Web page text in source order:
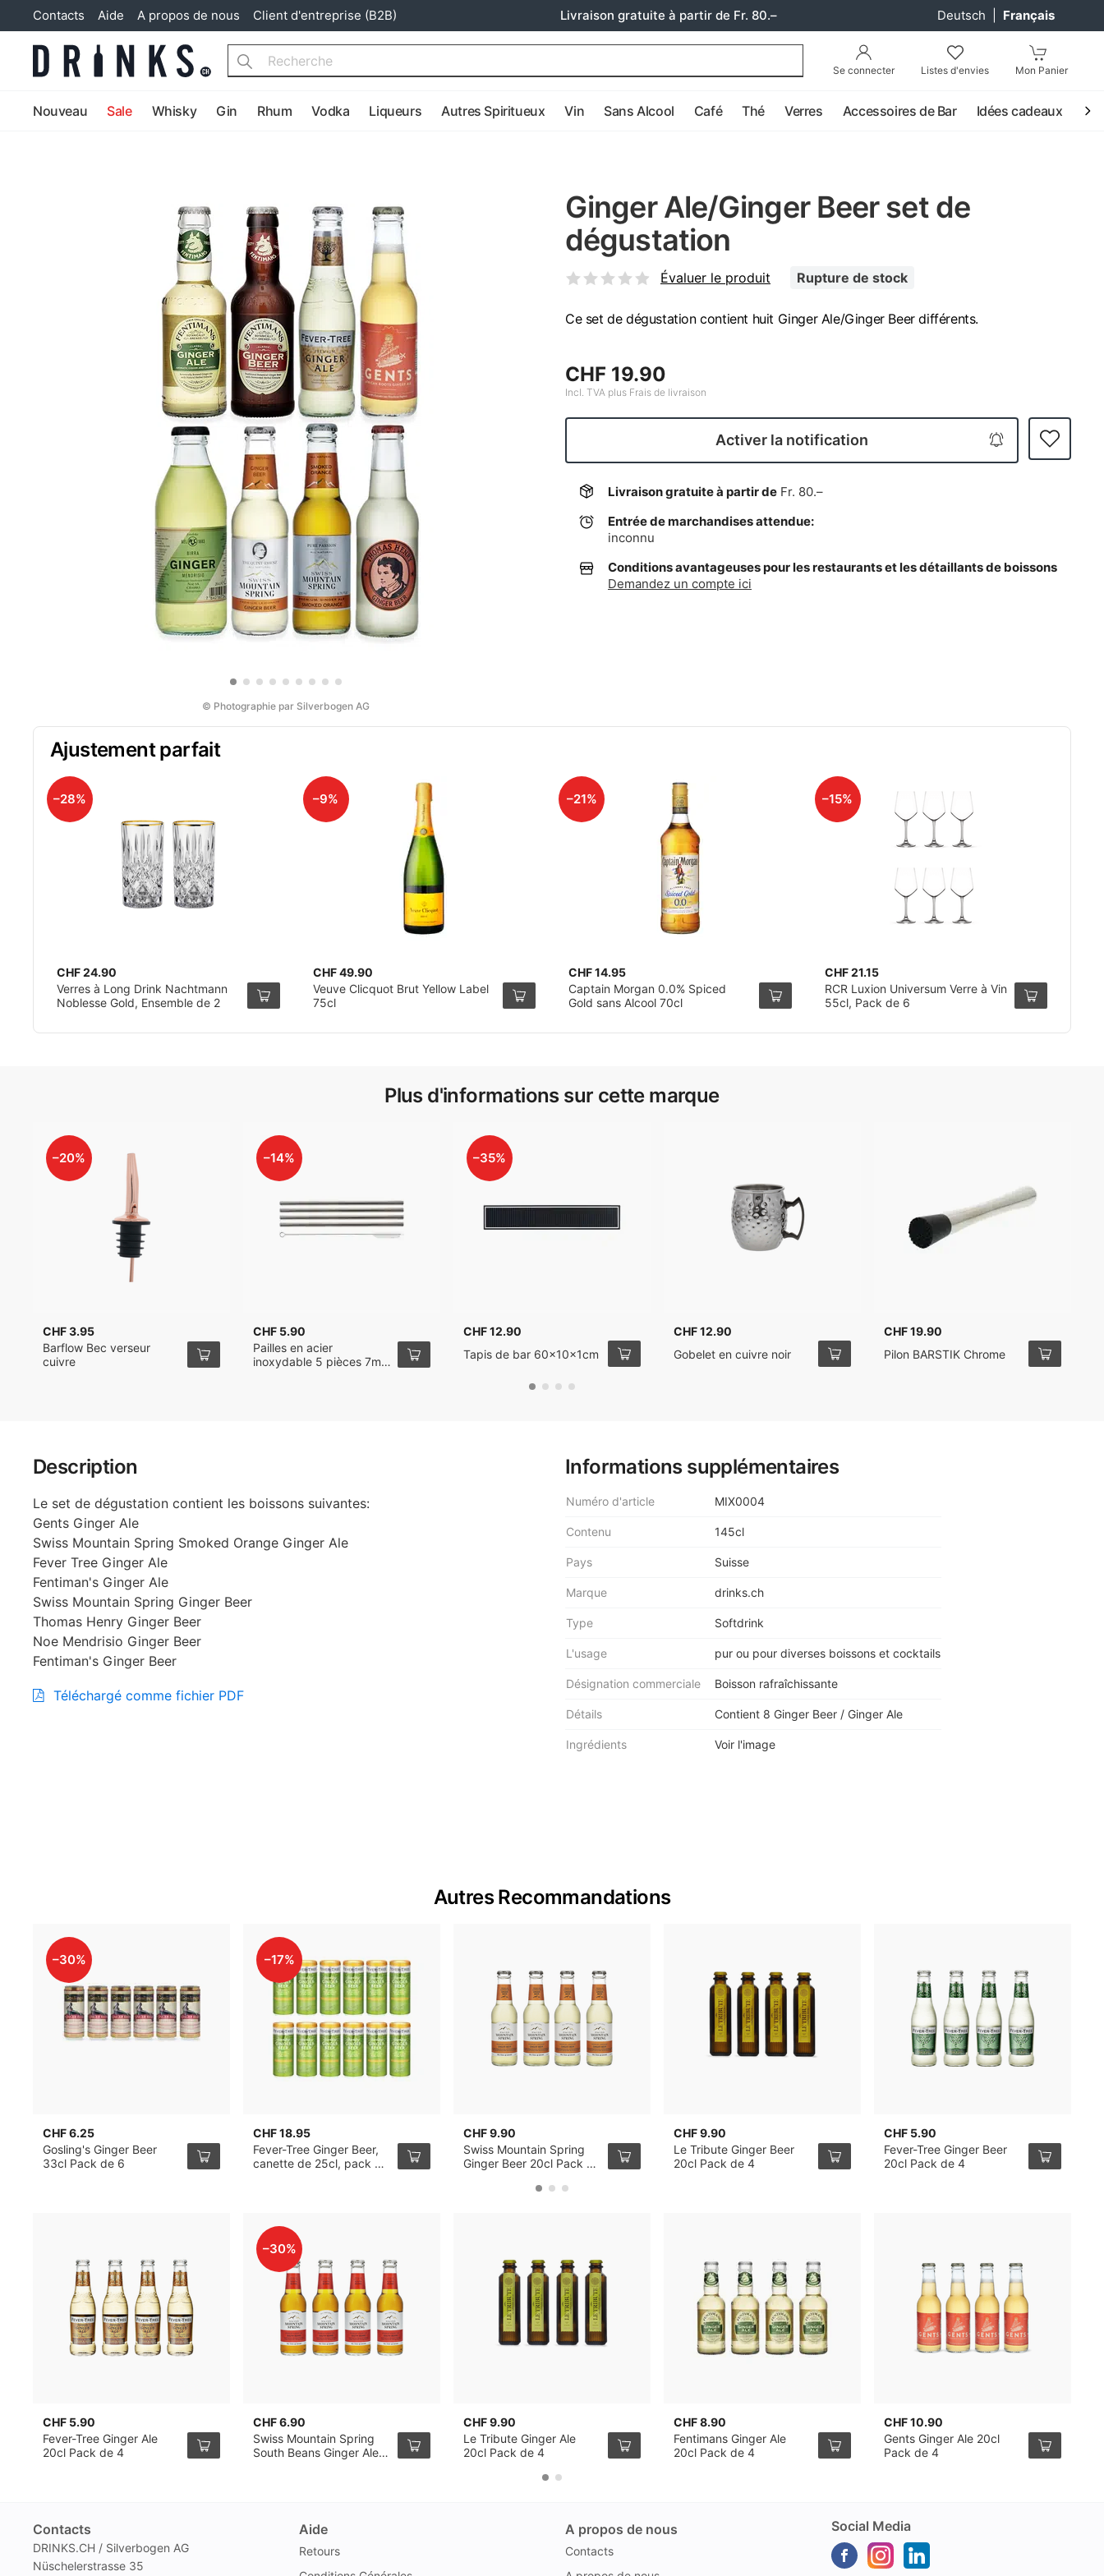
Contacts Aide A propos de nous Client d'entreprise (B2B) Livraison gratuite à partir de Fr. 80.– Deutsch Français
Se connecter Listes d'envies Mon Panier
Search
Nouveau Sale Whisky Gin Rhum Vodka Liqueurs Autres Spiritueux Vin Sans Alcool Café Thé Verres Accessoires de Bar Idées cadeaux
© Photographie par Silverbogen AG
Ginger Ale/Ginger Beer set de
dégustation
Évaluer le produit Rupture de stock
Ce set de dégustation contient huit Ginger Ale/Ginger Beer différents.
CHF 19.90
Incl. TVA plus Frais de livraison
Activer la notification
Livraison gratuite à partir de Fr. 80.–
Entrée de marchandises attendue:
inconnu
Conditions avantageuses pour les restaurants et les détaillants de boissons
Demandez un compte ici
Ajustement parfait
–28%
CHF 24.90
Verres à Long Drink Nachtmann
Noblesse Gold, Ensemble de 2
–9%
CHF 49.90
Veuve Clicquot Brut Yellow Label
75cl
–21%
CHF 14.95
Captain Morgan 0.0% Spiced
Gold sans Alcool 70cl
–15%
CHF 21.15
RCR Luxion Universum Verre à Vin
55cl, Pack de 6
Description
Le set de dégustation contient les boissons suivantes:
Gents Ginger Ale
Swiss Mountain Spring Smoked Orange Ginger Ale
Fever Tree Ginger Ale
Fentiman's Ginger Ale
Swiss Mountain Spring Ginger Beer
Thomas Henry Ginger Beer
Noe Mendrisio Ginger Beer
Fentiman's Ginger Beer
Téléchargé comme fichier PDF
Informations supplémentaires
Numéro d'article MIX0004
Contenu 145cl
Pays Suisse
Marque drinks.ch
Type Softdrink
L'usage pur ou pour diverses boissons et cocktails
Désignation commerciale Boisson rafraîchissante
Détails Contient 8 Ginger Beer / Ginger Ale
Ingrédients Voir l'image
Plus d'informations sur cette marque
–20%
CHF 3.95
Barflow Bec verseur
cuivre
–14%
CHF 5.90
Pailles en acier
inoxydable 5 pièces 7mm
–35%
CHF 12.90
Tapis de bar 60x10x1cm
CHF 12.90
Gobelet en cuivre noir
CHF 19.90
Pilon BARSTIK Chrome
Autres Recommandations
–30%
CHF 6.25
Gosling's Ginger Beer
33cl Pack de 6
–17%
CHF 18.95
Fever-Tree Ginger Beer,
canette de 25cl, pack de
CHF 9.90
Swiss Mountain Spring
Ginger Beer 20cl Pack de
CHF 9.90
Le Tribute Ginger Beer
20cl Pack de 4
CHF 5.90
Fever-Tree Ginger Beer
20cl Pack de 4
CHF 5.90
Fever-Tree Ginger Ale
20cl Pack de 4
–30%
CHF 6.90
Swiss Mountain Spring
South Beans Ginger Ale,
CHF 9.90
Le Tribute Ginger Ale
20cl Pack de 4
CHF 8.90
Fentimans Ginger Ale
20cl Pack de 4
CHF 10.90
Gents Ginger Ale 20cl
Pack de 4
Contacts
DRINKS.CH / Silverbogen AG
Nüschelerstrasse 35
Aide
Retours
A propos de nous
Contacts
Social Media